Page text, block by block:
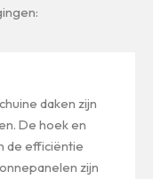
daken zijn
De hoek en
de efficiëntie
zijn